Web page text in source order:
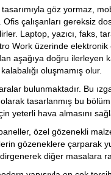
göz yormaz,
Ofis çalışanları gereksiz
Laptop, yazıcı, faks,
Work üzerinde elektronik
aşağıya doğru ilerleyen
oluşmamış olur.
bulunmaktadır. Bu
tasarlanmış bu
yeterli hava almasını
özel gözenekli
gözeneklere çarparak
diğer masalara